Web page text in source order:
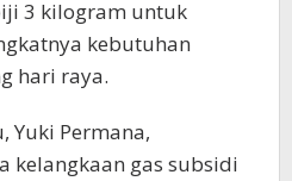
3 kilogram untuk
kebutuhan
hari raya.
Yuki Permana,
kelangkaan gas subsidi